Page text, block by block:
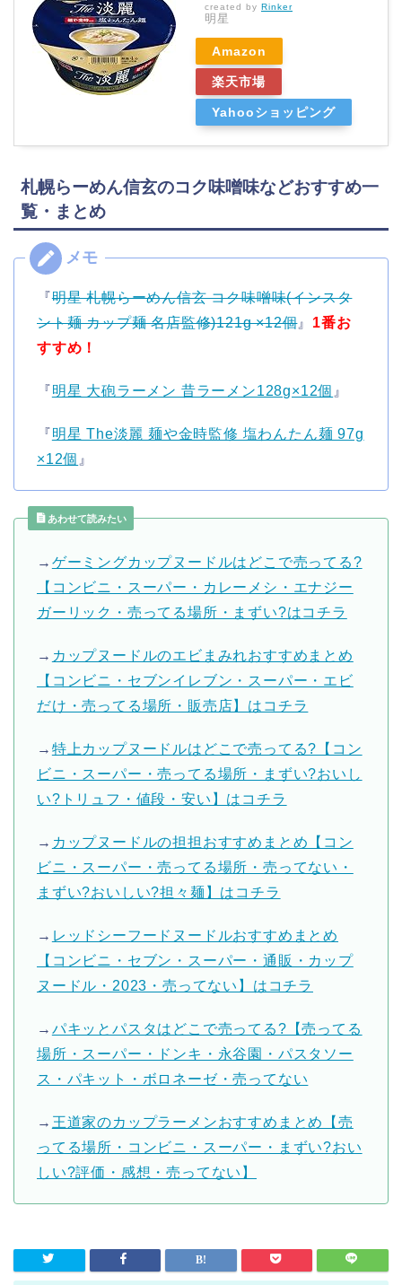
created by Rinker
明星
Amazon
楽天市場
Yahooショッピング
札幌らーめん信玄のコク味噌味などおすすめ一
覧・まとめ
『明星 札幌らーめん信玄 コク味噌味(インスタ
ント麺 カップ麺 名店監修)121g ×12個』 1番お
すすめ！
『明星 大砲ラーメン 昔ラーメン128g×12個 』
『明星 The淡麗 麺や金時監修 塩わんたん麺 97g
×12個 』
あわせて読みたい
→ ゲーミングカップヌードルはどこで売ってる?
【コンビニ・スーパー・カレーメシ・エナジー
ガーリック・売ってる場所・まずい?はコチラ
→ カップヌードルのエビまみれおすすめまとめ
【コンビニ・セブンイレブン・スーパー・エビ
だけ・売ってる場所・販売店】はコチラ
→ 特上カップヌードルはどこで売ってる?【コン
ビニ・スーパー・売ってる場所・まずい?おいし
い?トリュフ・値段・安い】はコチラ
→ カップヌードルの担担おすすめまとめ【コン
ビニ・スーパー・売ってる場所・売ってない・
まずい?おいしい?担々麺】はコチラ
→ レッドシーフードヌードルおすすめまとめ
【コンビニ・セブン・スーパー・通販・カップ
ヌードル・2023・売ってない】はコチラ
→ パキッとパスタはどこで売ってる?【売ってる
場所・スーパー・ドンキ・永谷園・パスタソー
ス・パキット・ボロネーゼ・売ってない
→ 王道家のカップラーメンおすすめまとめ【売
ってる場所・コンビニ・スーパー・まずい?おい
しい?評価・感想・売ってない】